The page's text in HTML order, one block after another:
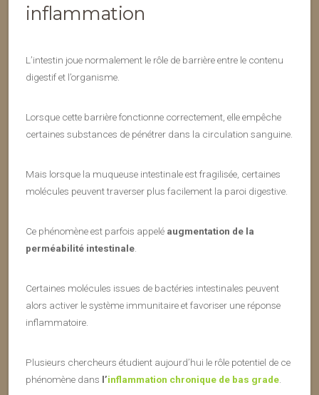
inflammation
L’intestin joue normalement le rôle de barrière entre le contenu
digestif et l’organisme.
Lorsque cette barrière fonctionne correctement, elle empêche
certaines substances de pénétrer dans la circulation sanguine.
Mais lorsque la muqueuse intestinale est fragilisée, certaines
molécules peuvent traverser plus facilement la paroi digestive.
Ce phénomène est parfois appelé augmentation de la
perméabilité intestinale
Certaines molécules issues de bactéries intestinales peuvent
alors activer le système immunitaire et favoriser une réponse
inflammatoire.
Plusieurs chercheurs étudient aujourd’hui le rôle potentiel de ce
phénomène dans l’inflammation chronique de bas grade